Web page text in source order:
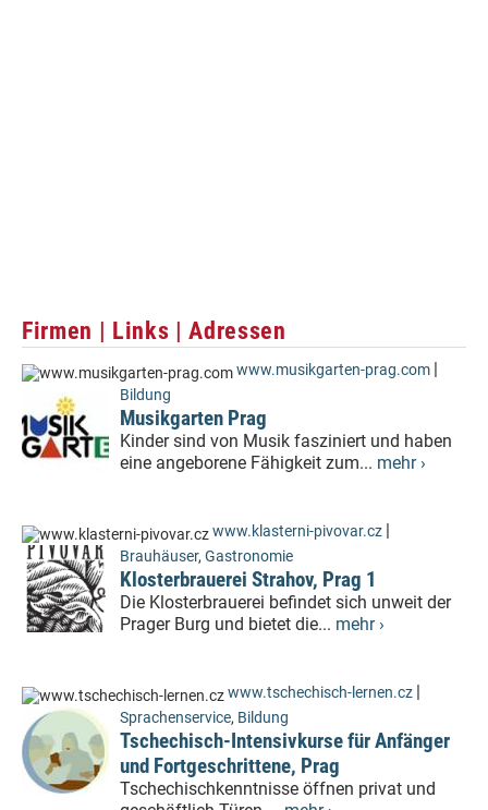
Firmen | Links | Adressen
www.musikgarten-prag.com |
Bildung
Musikgarten Prag
Kinder sind von Musik fasziniert und haben
eine angeborene Fähigkeit zum... mehr ›
www.klasterni-pivovar.cz |
Brauhäuser, Gastronomie
Klosterbrauerei Strahov, Prag 1
Die Klosterbrauerei befindet sich unweit der
Prager Burg und bietet die... mehr ›
www.tschechisch-lernen.cz |
Sprachenservice, Bildung
Tschechisch-Intensivkurse für Anfänger
und Fortgeschrittene, Prag
Tschechischkenntnisse öffnen privat und